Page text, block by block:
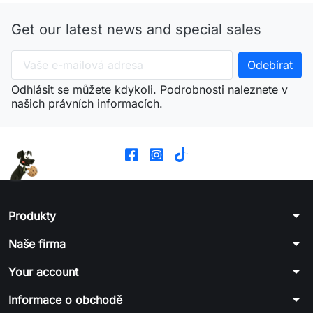
Get our latest news and special sales
Odhlásit se můžete kdykoli. Podrobnosti naleznete v
našich právních informacích.
Produkty arrow_drop_down
Naše firma arrow_drop_down
Your account arrow_drop_down
Informace o obchodě arrow_drop_down